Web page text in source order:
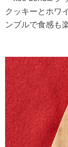
クッキーとホワ
ンブルで食感も